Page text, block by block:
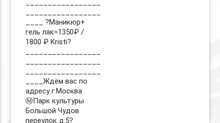
____ ?Маникюр+
гель лак=1350₽ /
1800 ₽ Kristi?
____Ждём вас по
адресу г.Москва
Ⓜ️Парк культуры
Большой Чудов
переулок д.5?